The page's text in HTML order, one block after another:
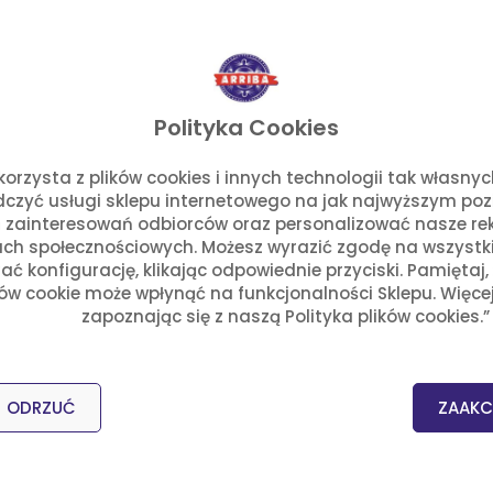
Polityka Cookies
z plików cookies i innych technologii tak
usługi sklepu internetowego na jak najwyższym
odbiorców oraz personalizować nasze
społecznościowych. Możesz wyrazić zgodę na
konfigurację, klikając odpowiednie przyciski. Pamiętaj,
cookie może wpłynąć na funkcjonalności Sklepu.
zapoznając się z naszą Polityka plików cookies.”
ODRZUĆ
10 minut. Zblenduj je z kawałkiem cebuli,
czosnku, cebulę i liście laurowe. Oddziel
sałatą lodową, cebulą, rzodkiewką, limonką,